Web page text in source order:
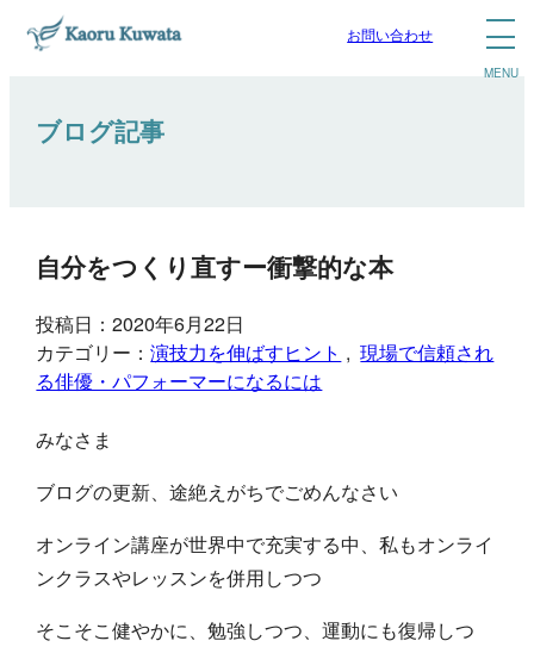
お問い合わせ
ブログ記事
自分をつくり直すー衝撃的な本
投稿日：2020年6月22日
カテゴリー：演技力を伸ばすヒント , 現場で信頼され
る俳優・パフォーマーになるには
みなさま
ブログの更新、途絶えがちでごめんなさい
オンライン講座が世界中で充実する中、私もオンライ
ンクラスやレッスンを併用しつつ
そこそこ健やかに、勉強しつつ、運動にも復帰しつ